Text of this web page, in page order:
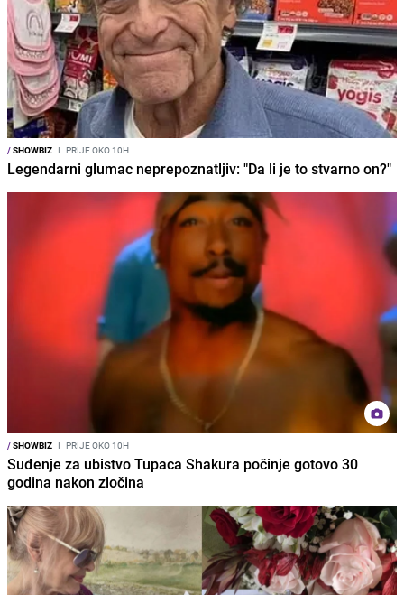
/SHOWBIZ I PRIJE OKO 10H
Legendarni glumac neprepoznatljiv: "Da li je to stvarno on?"
/SHOWBIZ I PRIJE OKO 10H
Suđenje za ubistvo Tupaca Shakura počinje gotovo 30
godina nakon zločina